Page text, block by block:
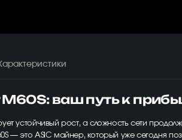
ваш путь к
устойчивый рост, а сложность сети
— это ASIC майнер, который уже сегодня